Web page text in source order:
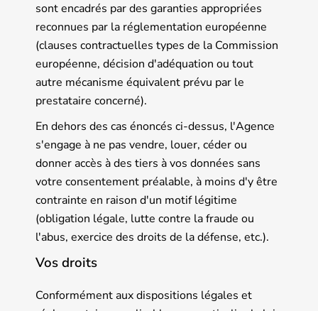
sont encadrés par des garanties appropriées
reconnues par la réglementation européenne
(clauses contractuelles types de la Commission
européenne, décision d'adéquation ou tout
autre mécanisme équivalent prévu par le
prestataire concerné).
En dehors des cas énoncés ci-dessus, l'Agence
s'engage à ne pas vendre, louer, céder ou
donner accès à des tiers à vos données sans
votre consentement préalable, à moins d'y être
contrainte en raison d'un motif légitime
(obligation légale, lutte contre la fraude ou
l'abus, exercice des droits de la défense, etc.).
Vos droits
Conformément aux dispositions légales et